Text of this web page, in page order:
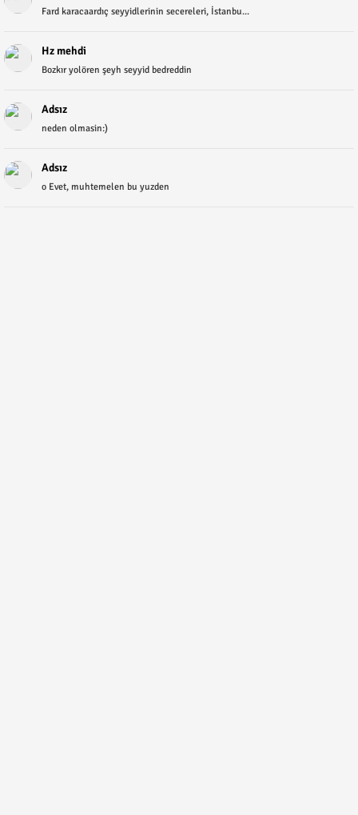
Fard karacaardıç seyyidlerinin secereleri, İstanbu...
Hz mehdi
Bozkır yolören şeyh seyyid bedreddin
Adsız
neden olmasin:)
Adsız
o Evet, muhtemelen bu yuzden